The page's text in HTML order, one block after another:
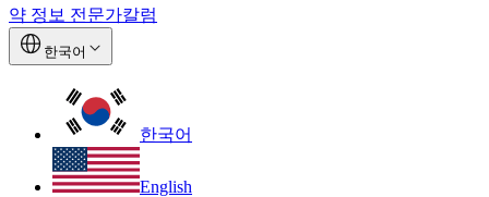
약 정보 전문가칼럼
한국어
한국어
English